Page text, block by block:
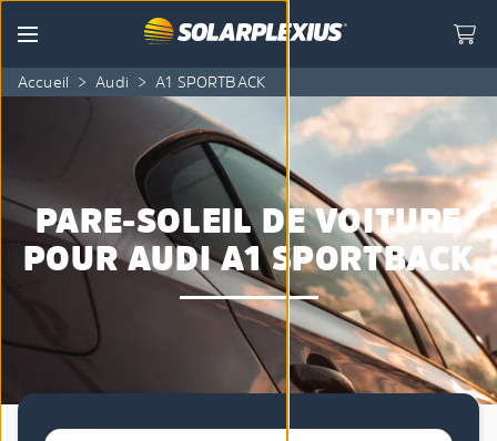
Skip to content
Menu
Accueil > Audi > A1 SPORTBACK
PARE-SOLEIL DE VOITURE
POUR AUDI A1 SPORTBACK